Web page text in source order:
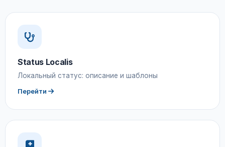
Status Localis
Локальный статус: описание и шаблоны
Перейти